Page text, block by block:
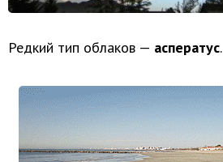
Редкий тип облаков — асператус.